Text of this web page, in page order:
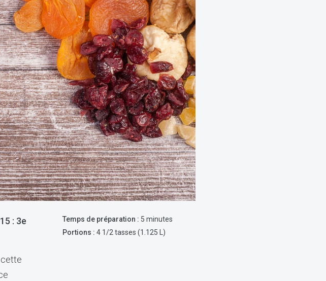
: 3e
cette
Temps de préparation : 5 minutes
Portions : 4 1/2 tasses (1.125 L)